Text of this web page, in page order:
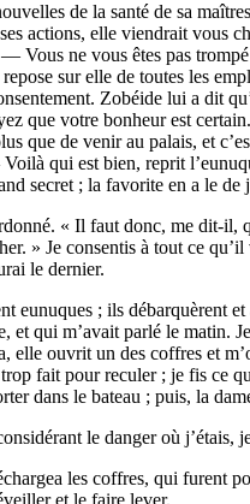
de la santé de sa
actions, elle viendrait
Vous ne vous êtes pas
sur elle de toutes les
Zobéide lui a dit
que votre bonheur est
que de venir au palais, et
qui est bien, reprit
secret ; la favorite en a le
« Il faut donc, me dit-
» Je consentis à tout ce
le dernier.
eunuques ; ils débarquèrent
qui m’avait parlé le matin.
elle ouvrit un des coffres et
fait pour reculer ; je fis ce
dans le bateau ; puis, la
le danger où
les coffres, qui furent